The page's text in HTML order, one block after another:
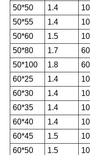
50*50
1.4
50*55
1.4
50*60
1.5
50*80
1.7
60
50*100
1.8
60
60*25
1.4
60*30
1.4
60*35
1.4
60*40
1.4
60*45
1.5
60*50
1.5